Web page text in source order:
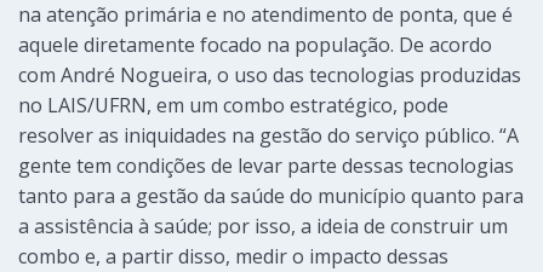
na atenção primária e no atendimento de ponta, que é
aquele diretamente focado na população. De acordo
com André Nogueira, o uso das tecnologias produzidas
no LAIS/UFRN, em um combo estratégico, pode
resolver as iniquidades na gestão do serviço público. “A
gente tem condições de levar parte dessas tecnologias
tanto para a gestão da saúde do município quanto para
a assistência à saúde; por isso, a ideia de construir um
combo e, a partir disso, medir o impacto dessas